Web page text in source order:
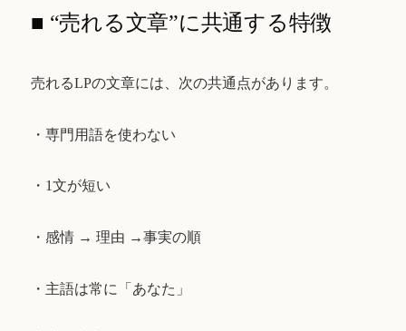
■ “売れる文章”に共通する特徴
売れるLPの文章には、次の共通点があります。
・専門用語を使わない
・1文が短い
・感情 → 理由 →事実の順
・主語は常に「あなた」